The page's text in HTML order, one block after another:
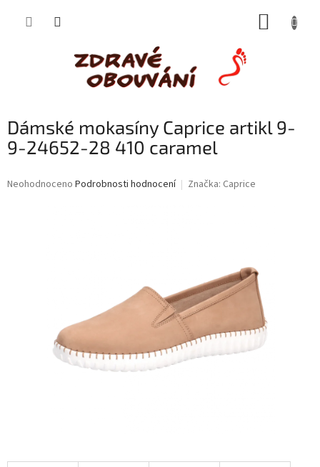
Dámské mokasíny Caprice artikl 9-
9-24652-28 410 caramel
Průměrné
Neohodnoceno Podrobnosti hodnocení Značka: Caprice